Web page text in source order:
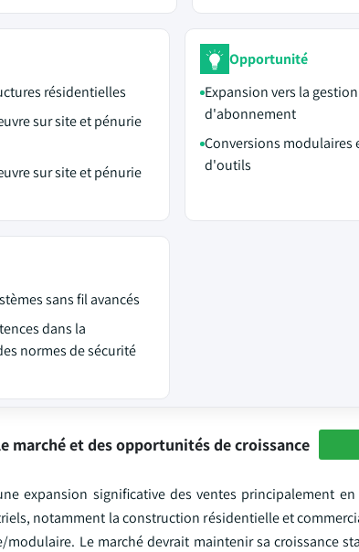
résidentielles
sur site et pénurie
sur site et pénurie
Opportunité
Expansion vers la
d'abonnement
Conversions modulaires
d'outils
sans fil avancés
dans la
normes de sécurité
marché et des opportunités de croissance
expansion significative des ventes principalement
notamment la construction résidentielle et
Le marché devrait maintenir sa croissance